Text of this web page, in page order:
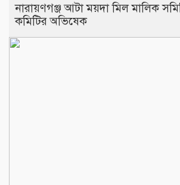
নারায়ণগঞ্জ আটা ময়দা মিল মালিক
কমিটির অভিষেক